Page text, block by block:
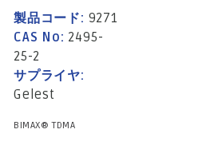
製品コード: 9271
CAS No: 2495-
25-2
サプライヤ:
Gelest
BIMAX® TDMA